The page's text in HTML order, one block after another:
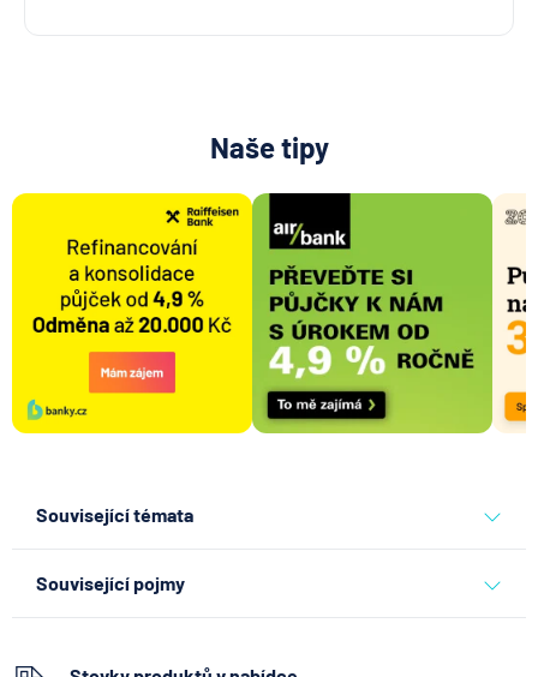
Naše tipy
Související témata
Související pojmy